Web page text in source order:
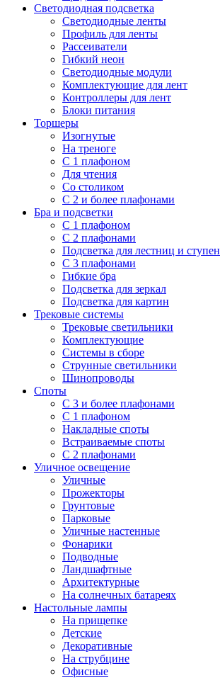
Светодиодная подсветка
Светодиодные ленты
Профиль для ленты
Рассеиватели
Гибкий неон
Светодиодные модули
Комплектующие для лент
Контроллеры для лент
Блоки питания
Торшеры
Изогнутые
На треноге
С 1 плафоном
Для чтения
Со столиком
С 2 и более плафонами
Бра и подсветки
С 1 плафоном
С 2 плафонами
Подсветка для лестниц и
С 3 плафонами
Гибкие бра
Подсветка для зеркал
Подсветка для картин
Трековые системы
Трековые светильники
Комплектующие
Системы в сборе
Струнные светильники
Шинопроводы
Споты
С 3 и более плафонами
С 1 плафоном
Накладные споты
Встраиваемые споты
С 2 плафонами
Уличное освещение
Уличные
Прожекторы
Грунтовые
Парковые
Уличные настенные
Фонарики
Подводные
Ландшафтные
Архитектурные
На солнечных батареях
Настольные лампы
На прищепке
Детские
Декоративные
На струбцине
Офисные